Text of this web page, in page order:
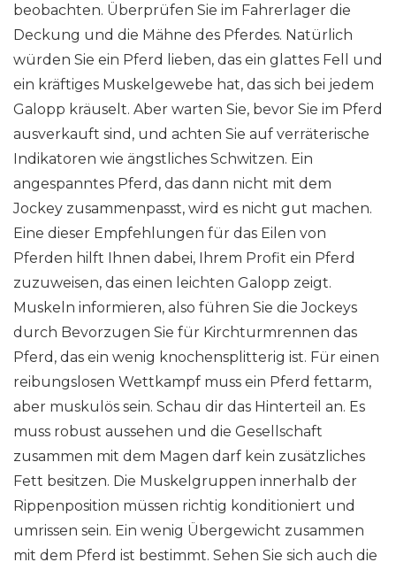
beobachten. Überprüfen Sie im Fahrerlager die
Deckung und die Mähne des Pferdes. Natürlich
würden Sie ein Pferd lieben, das ein glattes Fell und
ein kräftiges Muskelgewebe hat, das sich bei jedem
Galopp kräuselt. Aber warten Sie, bevor Sie im Pferd
ausverkauft sind, und achten Sie auf verräterische
Indikatoren wie ängstliches Schwitzen. Ein
angespanntes Pferd, das dann nicht mit dem
Jockey zusammenpasst, wird es nicht gut machen.
Eine dieser Empfehlungen für das Eilen von
Pferden hilft Ihnen dabei, Ihrem Profit ein Pferd
zuzuweisen, das einen leichten Galopp zeigt.
Muskeln informieren, also führen Sie die Jockeys
durch Bevorzugen Sie für Kirchturmrennen das
Pferd, das ein wenig knochensplitterig ist. Für einen
reibungslosen Wettkampf muss ein Pferd fettarm,
aber muskulös sein. Schau dir das Hinterteil an. Es
muss robust aussehen und die Gesellschaft
zusammen mit dem Magen darf kein zusätzliches
Fett besitzen. Die Muskelgruppen innerhalb der
Rippenposition müssen richtig konditioniert und
umrissen sein. Ein wenig Übergewicht zusammen
mit dem Pferd ist bestimmt. Sehen Sie sich auch die